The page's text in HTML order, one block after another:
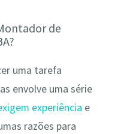
de
uma tarefa
envolve uma série
experiência e
razões para